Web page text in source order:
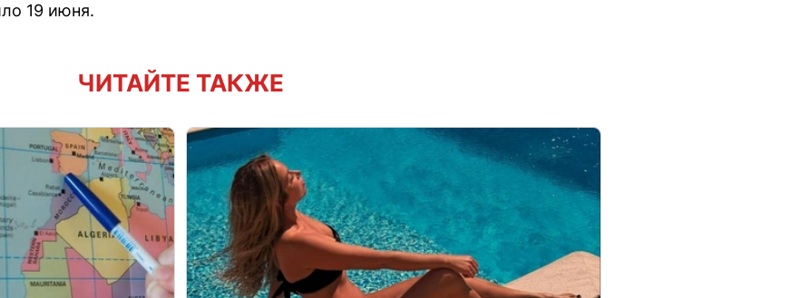
19 июня.
ЧИТАЙТЕ ТАКЖЕ